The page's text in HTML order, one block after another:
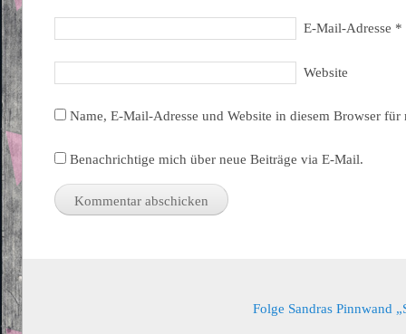
E-Mail-Adresse *
Website
Name, E-Mail-Adresse und Website in diesem Browser
Benachrichtige mich über neue Beiträge via E-Mail.
Folge Sandras Pinnwand